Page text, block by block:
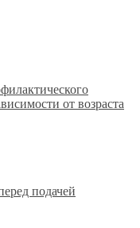
от возраста
подачей